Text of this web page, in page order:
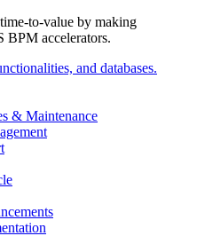
and databases.
& Maintenance